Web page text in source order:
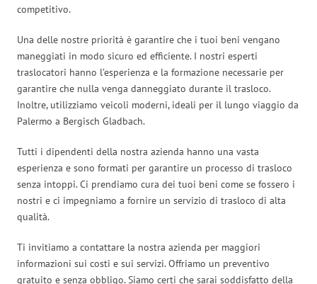
competitivo.
Una delle nostre priorità è garantire che i tuoi beni vengano
maneggiati in modo sicuro ed efficiente. I nostri esperti
traslocatori hanno l’esperienza e la formazione necessarie per
garantire che nulla venga danneggiato durante il trasloco.
Inoltre, utilizziamo veicoli moderni, ideali per il lungo viaggio da
Palermo a Bergisch Gladbach.
Tutti i dipendenti della nostra azienda hanno una vasta
esperienza e sono formati per garantire un processo di trasloco
senza intoppi. Ci prendiamo cura dei tuoi beni come se fossero i
nostri e ci impegniamo a fornire un servizio di trasloco di alta
qualità.
Ti invitiamo a contattare la nostra azienda per maggiori
informazioni sui costi e sui servizi. Offriamo un preventivo
gratuito e senza obbligo. Siamo certi che sarai soddisfatto della